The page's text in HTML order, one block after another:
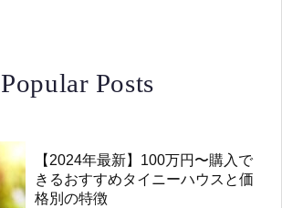
Popular Posts
【2024年最新】100万円〜購入で
きるおすすめタイニーハウスと価
格別の特徴